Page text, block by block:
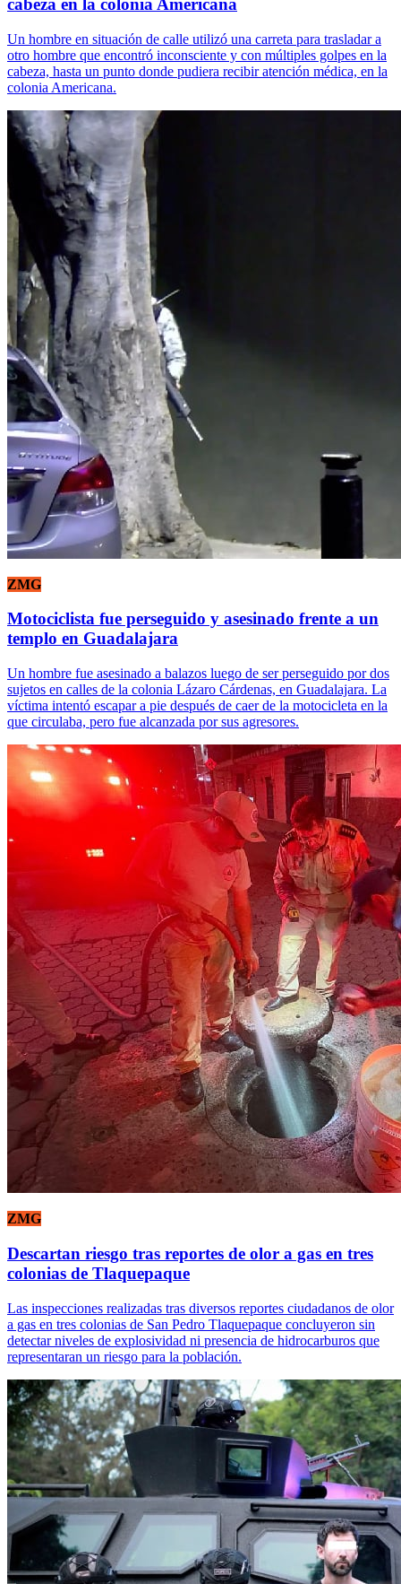
cabeza en la colonia Americana
Un hombre en situación de calle utilizó una carreta para trasladar a
otro hombre que encontró inconsciente y con múltiples golpes en la
cabeza, hasta un punto donde pudiera recibir atención médica, en la
colonia Americana.
ZMG
Motociclista fue perseguido y asesinado frente a un
templo en Guadalajara
Un hombre fue asesinado a balazos luego de ser perseguido por dos
sujetos en calles de la colonia Lázaro Cárdenas, en Guadalajara. La
víctima intentó escapar a pie después de caer de la motocicleta en la
que circulaba, pero fue alcanzada por sus agresores.
ZMG
Descartan riesgo tras reportes de olor a gas en tres
colonias de Tlaquepaque
Las inspecciones realizadas tras diversos reportes ciudadanos de olor
a gas en tres colonias de San Pedro Tlaquepaque concluyeron sin
detectar niveles de explosividad ni presencia de hidrocarburos que
representaran un riesgo para la población.